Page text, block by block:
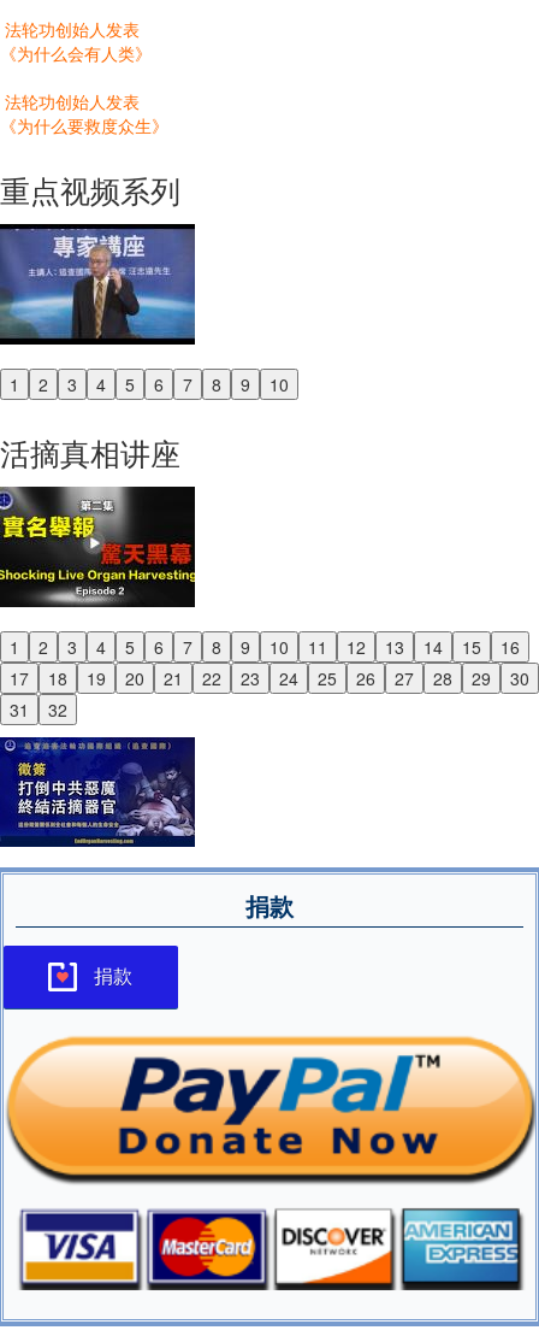
法轮功创始人发表
《为什么会有人类》
法轮功创始人发表
《为什么要救度众生》
重点视频系列
1 2 3 4 5 6 7 8 9 10
Previous
活摘真相讲座
1 2 3 4 5 6 7 8 9 10 11 12 13 14 15
16
17
18 19 20 21 22 23 24 25 26 27 28 29
30
31
32
Previous
Next
捐款
捐款